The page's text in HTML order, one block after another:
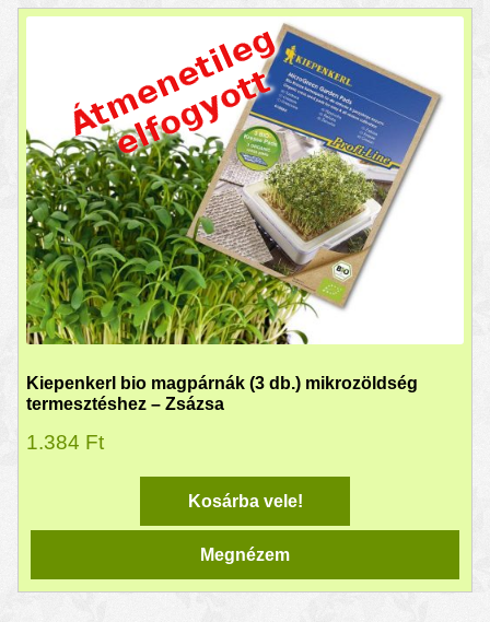
Kiepenkerl bio magpárnák (3 db.) mikrozöldség
termesztéshez – Zsázsa
1.384 Ft
Kosárba vele!
Megnézem